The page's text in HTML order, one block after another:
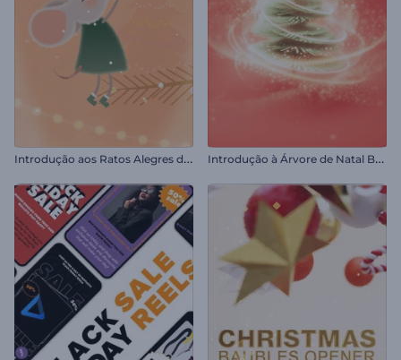
I
ntrodução aos Ratos Alegres de Natal I
ntrodução à Árvore de Natal Brilhante